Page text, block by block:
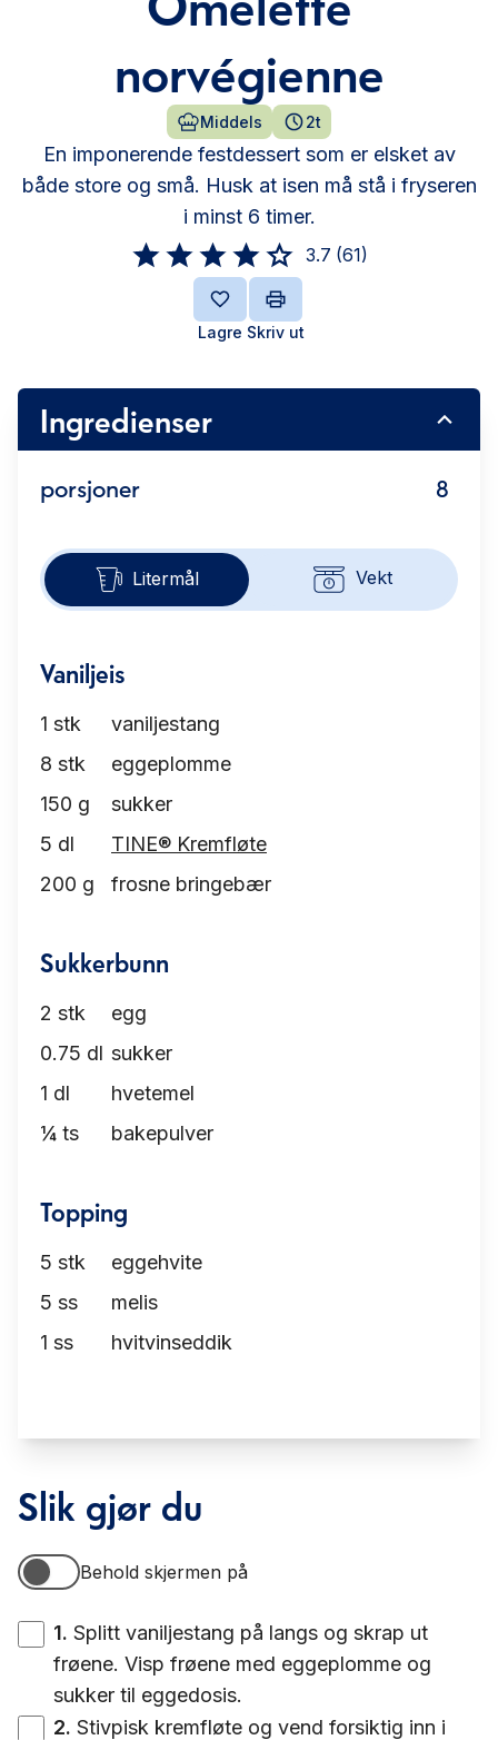
norvégienne
Middels 2t
En imponerende festdessert som er elsket av
både store og små. Husk at isen må stå i fryseren
i minst 6 timer.
3.7 (61)
Lagre Skriv ut
Ingredienser
porsjoner 8
Litermål Vekt
Vaniljeis
1 stk
vaniljestang
8 stk
eggeplomme
150 g
sukker
5 dl
TINE® Kremfløte
200 g frosne bringebær
Sukkerbunn
2 stk
egg
0.75 dl sukker
1 dl
hvetemel
¼ ts bakepulver
Topping
5 stk
eggehvite
5 ss
melis
1 ss hvitvinseddik
Slik gjør du
Behold skjermen på
Behold skjermen på
1. Splitt vaniljestang på langs og skrap ut
frøene. Visp frøene med eggeplomme og
sukker til eggedosis.
2. Stivpisk kremfløte og vend forsiktig inn i